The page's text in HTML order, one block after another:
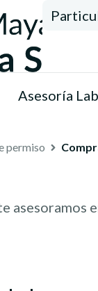
Asesoría
permiso
asesoramos